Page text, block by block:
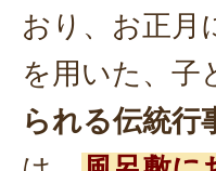
おり、お正月
を用いた、子
られる伝統行